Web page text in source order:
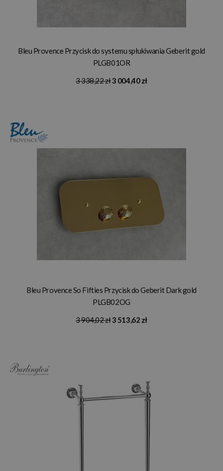
Bleu Provence Przycisk do systemu spłukiwania Geberit gold
PLGB01OR
3 338,22 zł3 004,40 zł
Bleu Provence So Fifties Przycisk do Geberit Dark gold
PLGB02OG
3 904,02 zł3 513,62 zł